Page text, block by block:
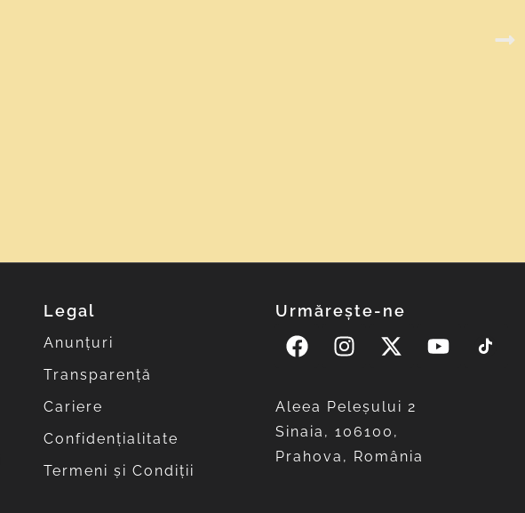
Legal
Anunțuri
Transparență
Cariere
Confidențialitate
Termeni și Condiții
Urmărește-ne
Aleea Peleşului 2
Sinaia, 106100,
Prahova, România